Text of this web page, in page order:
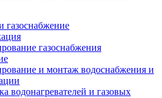
газоснабжение
газоснабжения
и монтаж водоснабжения и
водонагревателей и газовых